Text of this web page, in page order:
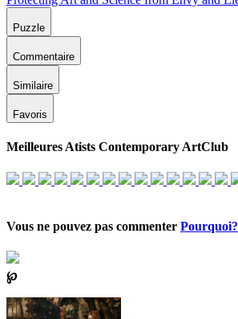
Puzzle
Commentaire
Similaire
Favoris
Meilleures Atists Contemporary ArtClub
Vous ne pouvez pas commenter Pourquoi?
℘